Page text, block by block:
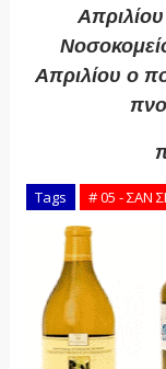
Απριλίου ο
Tags # 05 - ΣΑΝ